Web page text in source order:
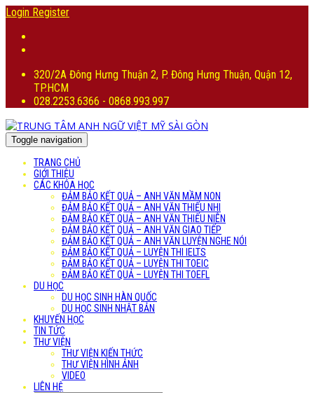
Login Register
320/2A Đông Hưng Thuận 2, P. Đông Hưng Thuận, Quận 12,
TP.HCM
028.2253.6366 - 0868.993.997
Toggle navigation
TRANG CHỦ
GIỚI THIỆU
CÁC KHÓA HỌC
ĐẢM BẢO KẾT QUẢ – ANH VĂN MẦM NON
ĐẢM BẢO KẾT QUẢ – ANH VĂN THIẾU NHI
ĐẢM BẢO KẾT QUẢ – ANH VĂN THIẾU NIÊN
ĐẢM BẢO KẾT QUẢ – ANH VĂN GIAO TIẾP
ĐẢM BẢO KẾT QUẢ – ANH VĂN LUYỆN NGHE NÓI
ĐẢM BẢO KẾT QUẢ – LUYỆN THI IELTS
ĐẢM BẢO KẾT QUẢ – LUYỆN THI TOEIC
ĐẢM BẢO KẾT QUẢ – LUYỆN THI TOEFL
DU HỌC
DU HỌC SINH HÀN QUỐC
DU HỌC SINH NHẬT BẢN
KHUYẾN HỌC
TIN TỨC
THƯ VIỆN
THƯ VIỆN KIẾN THỨC
THƯ VIỆN HÌNH ẢNH
VIDEO
LIÊN HỆ